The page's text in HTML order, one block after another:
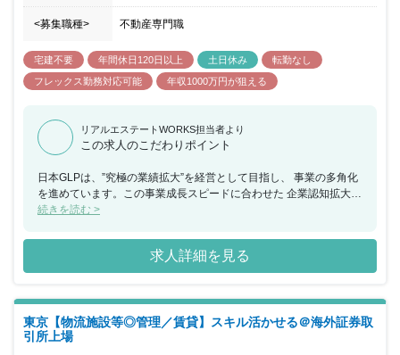
<募集職種> 不動産専門職
宅建不要 年間休日120日以上 土日休み
転勤なし
フレックス勤務対応可能
年収1000万円が狙える
リアルエステートWORKS担当者より
この求人のこだわりポイント
日本GLPは、”究極の業績拡大”を経営として目指し、 事業の多角化
を進めています。この事業成長スピードに合わせた 企業認知拡大・
企業ブランディングが急務となっており、 広報・ブランディング体
化に取り組んでいる ALFALINK」ブランドは、今後関西にも展開を
広げていく 予定であり、エリアの広がりにも対応していくことが必
要な状況です。 【どのような志向の人物がマッチするか】 ・何事
発想 ・自ら考えて自発的に行動し、周囲を巻き込み行動を起こせる
・チームや会社のことを考えて行動を起こせる ・自分の伝えたいこ
とを整理して伝える力、相手の意図を理解し、 理解を深めるための
続きを読む >
求人詳細を見る
東京【物流施設等◎管理／賃貸】スキル活かせる＠海外証券取
引所上場